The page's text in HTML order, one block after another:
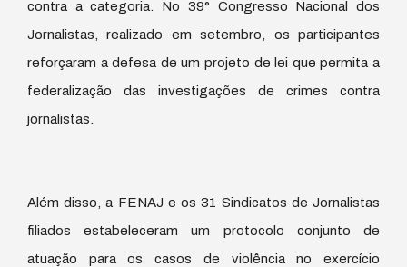
contra a categoria. No 39° Congresso Nacional dos
Jornalistas, realizado em setembro, os participantes
reforçaram a defesa de um projeto de lei que permita a
federalização das investigações de crimes contra
jornalistas.
Além disso, a FENAJ e os 31 Sindicatos de Jornalistas
filiados estabeleceram um protocolo conjunto de
atuação para os casos de violência no exercício